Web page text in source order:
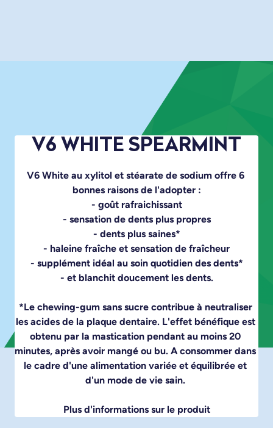
V6 WHITE SPEARMINT
V6 White au xylitol et stéarate de sodium offre 6
bonnes raisons de l'adopter :
- goût rafraichissant
- sensation de dents plus propres
- dents plus saines*
- haleine fraîche et sensation de fraîcheur
- supplément idéal au soin quotidien des dents*
- et blanchit doucement les dents.
*Le chewing-gum sans sucre contribue à neutraliser
les acides de la plaque dentaire. L'effet bénéfique est
obtenu par la mastication pendant au moins 20
minutes, après avoir mangé ou bu. A consommer dans
le cadre d'une alimentation variée et équilibrée et
d'un mode de vie sain.
Plus d'informations sur le produit